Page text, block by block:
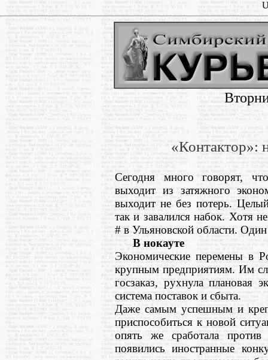
«Контактор»:
Сегодня много говорят,
выходит из затяжного
выходит не без потерь.
так и завалился набок. Хотя
# в Ульяновской области.
В нокауте
Экономические перемены в
крупным предприятиям. Им
госзаказ, рухнула плановая
система поставок и сбыта.
Даже самым успешным и
приспособиться к новой
опять же сработала против
появились иностранные